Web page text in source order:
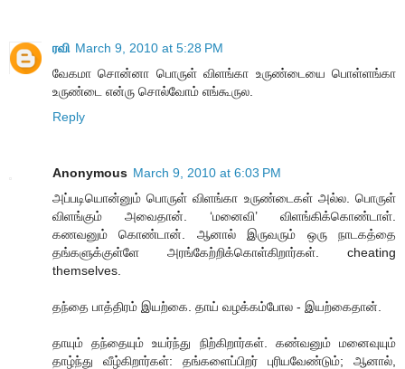
ரவி March 9, 2010 at 5:28 PM
வேகமா சொன்னா பொருள் விளங்கா உருண்டையை பொள்ளங்கா
உருண்டை என்ரு சொல்வோம் எங்கூருல.
Reply
Anonymous March 9, 2010 at 6:03 PM
அப்படியொன்னும் பொருள் விளங்கா உருண்டைகள் அல்ல. பொருள்
விளங்கும் அவைதான். ‘மனைவி’ விளங்கிக்கொண்டாள்.
கணவனும் கொண்டான். ஆனால் இருவரும் ஒரு நாடகத்தை
தங்களுக்குள்ளே அரங்கேற்றிக்கொள்கிறார்கள். cheating
themselves.
தந்தை பாத்திரம் இயற்கை. தாய் வழக்கம்போல - இயற்கைதான்.
தாயும் தந்தையும் உயர்ந்து நிற்கிறார்கள். கண்வனும் மனைவுயும்
தாழ்ந்து வீழ்கிறார்கள்: தங்களைப்பிறர் புரியவேண்டும்; ஆனால்,